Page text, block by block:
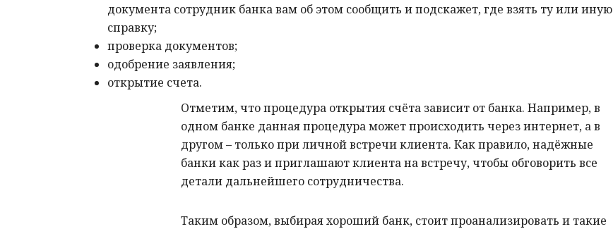
документа сотрудник банка вам об этом сообщить и подскажет, где взять ту или иную
справку;
проверка документов;
одобрение заявления;
открытие счета.
Отметим, что процедура открытия счёта зависит от банка. Например, в
одном банке данная процедура может происходить через интернет, а в
другом – только при личной встречи клиента. Как правило, надёжные
банки как раз и приглашают клиента на встречу, чтобы обговорить все
детали дальнейшего сотрудничества.
Таким образом, выбирая хороший банк, стоит проанализировать и такие